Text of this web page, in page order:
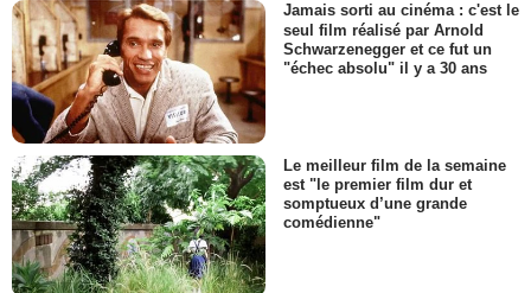
Jamais sorti au cinéma : c'est le
seul film réalisé par Arnold
Schwarzenegger et ce fut un
"échec absolu" il y a 30 ans
Le meilleur film de la semaine
est "le premier film dur et
somptueux d’une grande
comédienne"